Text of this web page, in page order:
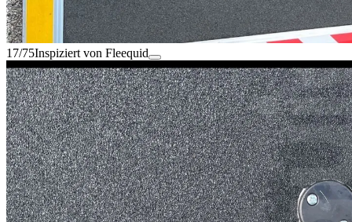
17/75Inspiziert von Fleequid